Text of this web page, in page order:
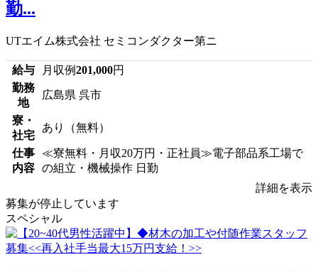
勤...
UTエイム株式会社 セミコンダクター第ニ
給与 月収例201,000円
勤務
地
広島県 呉市
寮・
社宅
あり（無料）
仕事
内容
≪寮無料・月収20万円・正社員≫電子部品系工場で
の組立・機械操作 日勤
詳細を表示
募集が停止しています
スペシャル